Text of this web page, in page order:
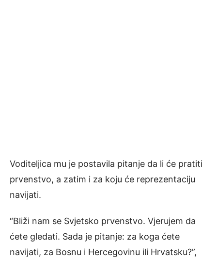
Voditeljica mu je postavila pitanje da li će pratiti
prvenstvo, a zatim i za koju će reprezentaciju
navijati.
“Bliži nam se Svjetsko prvenstvo. Vjerujem da
ćete gledati. Sada je pitanje: za koga ćete
navijati, za Bosnu i Hercegovinu ili Hrvatsku?”,